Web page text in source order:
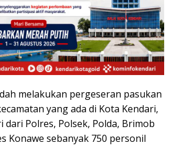
melakukan pergeseran pasukan
yang ada di Kota Kendari,
dari Polres, Polsek, Polda, Brimob
Konawe sebanyak 750 personil